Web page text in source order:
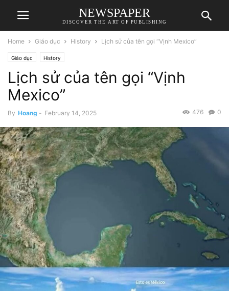
NEWSPAPER
DISCOVER THE ART OF PUBLISHING
Home Giáo dục History Lịch sử của tên gọi “Vịnh Mexico”
Giáo dục History
Lịch sử của tên gọi “Vịnh
Mexico”
By Hoang - February 14, 2025 0
476